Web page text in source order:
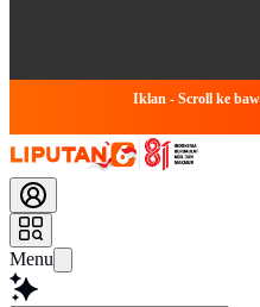
Iklan - Scroll ke
Menu